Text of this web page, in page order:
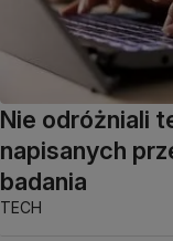
Nie odróżniali
napisanych
badania
TECH